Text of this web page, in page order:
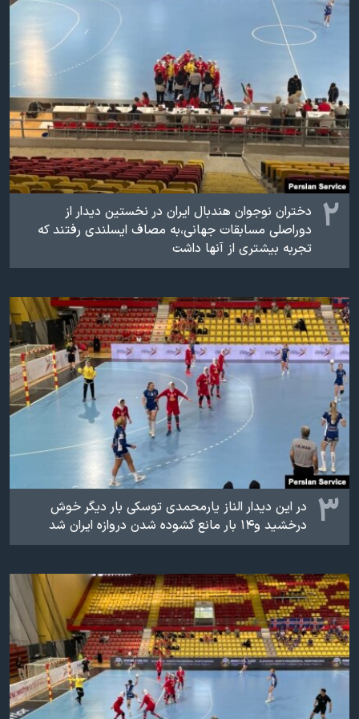
نرگس محمدی برنده جایزه نوبل صلح
همایش محافظه‌کاران آمریکا «سی‌پک»
صفحه‌های ویژه
سفر پرزیدنت ترامپ به چین
۲
دختران نوجوان هندبال ایران در نخستین دیدار از
دوراصلی مسابقات جهانی،به مصاف ایسلندی رفتند که
تجربه بیشتری از آنها داشت
۳
در این دیدار الناز یارمحمدی توسکی بار دیگر خوش
درخشید و‌۱۴ بار مانع گشوده شدن دروازه ایران شد